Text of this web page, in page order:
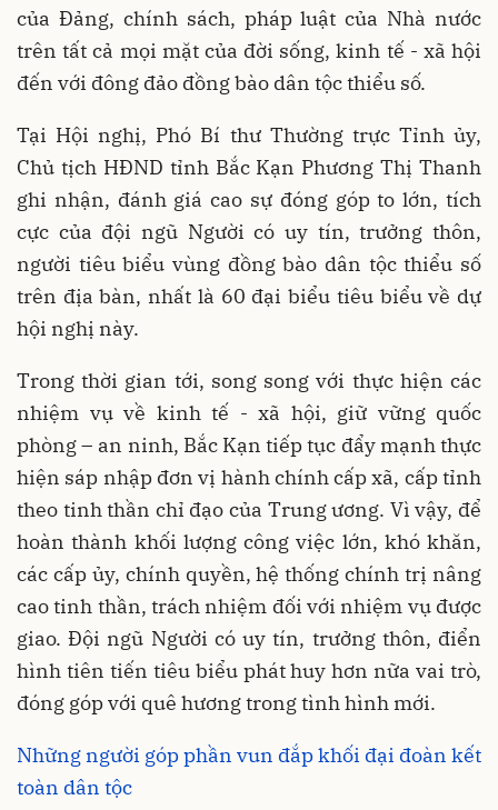
của Đảng, chính sách, pháp luật của Nhà nước
trên tất cả mọi mặt của đời sống, kinh tế - xã hội
đến với đông đảo đồng bào dân tộc thiểu số.
Tại Hội nghị, Phó Bí thư Thường trực Tỉnh ủy,
Chủ tịch HĐND tỉnh Bắc Kạn Phương Thị Thanh
ghi nhận, đánh giá cao sự đóng góp to lớn, tích
cực của đội ngũ Người có uy tín, trưởng thôn,
người tiêu biểu vùng đồng bào dân tộc thiểu số
trên địa bàn, nhất là 60 đại biểu tiêu biểu về dự
hội nghị này.
Trong thời gian tới, song song với thực hiện các
nhiệm vụ về kinh tế - xã hội, giữ vững quốc
phòng – an ninh, Bắc Kạn tiếp tục đẩy mạnh thực
hiện sáp nhập đơn vị hành chính cấp xã, cấp tỉnh
theo tinh thần chỉ đạo của Trung ương. Vì vậy, để
hoàn thành khối lượng công việc lớn, khó khăn,
các cấp ủy, chính quyền, hệ thống chính trị nâng
cao tinh thần, trách nhiệm đối với nhiệm vụ được
giao. Đội ngũ Người có uy tín, trưởng thôn, điển
hình tiên tiến tiêu biểu phát huy hơn nữa vai trò,
đóng góp với quê hương trong tình hình mới.
Những người góp phần vun đắp khối đại đoàn kết
toàn dân tộc